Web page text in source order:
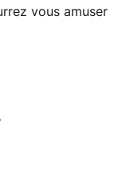
vous amuser